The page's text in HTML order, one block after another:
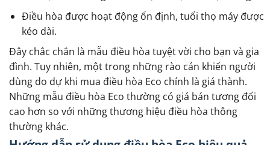
Điều hòa được hoạt động ổn định, tuổi thọ máy được
kéo dài.
Đây chắc chắn là mẫu điều hòa tuyệt vời cho bạn và gia
đình. Tuy nhiên, một trong những rào cản khiến người
dùng do dự khi mua điều hòa Eco chính là giá thành.
Những mẫu điều hòa Eco thường có giá bán tương đối
cao hơn so với những thương hiệu điều hòa thông
thường khác.